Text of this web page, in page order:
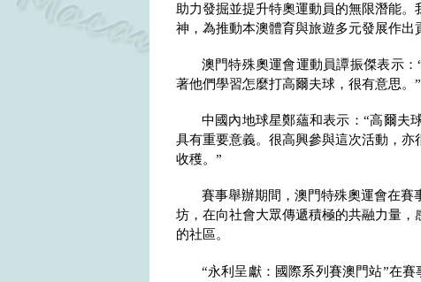
助力發掘並提升特奧運動員的無限潛能
神，為推動本澳體育與旅遊多元發展作出
澳門特殊奧運會運動員譚振傑表示
著他們學習怎麼打高爾夫球，很有意思。”
中國內地球星鄭蘊和表示：“高爾夫
具有重要意義。很高興參與這次活動，
收穫。”
賽事舉辦期間，澳門特殊奧運會在
坊，在向社會大眾傳遞積極的共融力量
的社區。
“永利呈獻：國際系列賽澳門站”在賽